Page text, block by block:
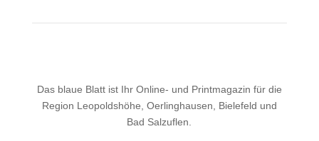
Das blaue Blatt ist Ihr Online- und Printmagazin für die
Region Leopoldshöhe, Oerlinghausen, Bielefeld und
Bad Salzuflen.